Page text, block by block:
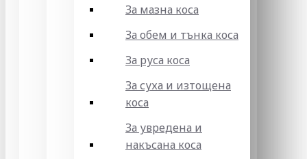
За мазна коса
За обем и тънка коса
За руса коса
За суха и изтощена
коса
За увредена и
накъсана коса